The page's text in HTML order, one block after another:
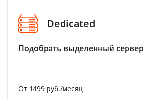
Dedicated
Подобрать выделенный сервер
От 1499 руб./месяц